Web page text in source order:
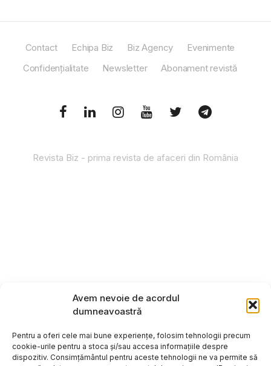
Avem nevoie de acordul
dumneavoastră
Pentru a oferi cele mai bune experiențe, folosim tehnologii precum
cookie-urile pentru a stoca și/sau accesa informațiile despre
dispozitiv. Consimțământul pentru aceste tehnologii ne va permite să
Contact Echipa Biz Biz Agency
Evenimente
Confidențialitate
Newsletter Abonament revistă
Revista Biz - prima revista de afaceri din România